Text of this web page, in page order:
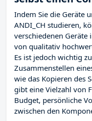
Indem Sie die Geräte
ANDI_CH studieren,
verschiedenen
von qualitativ
Es ist jedoch wichtig
Zusammenstellen
wie das Kopieren des
gibt eine Vielzahl von
Budget, persönliche
zwischen den